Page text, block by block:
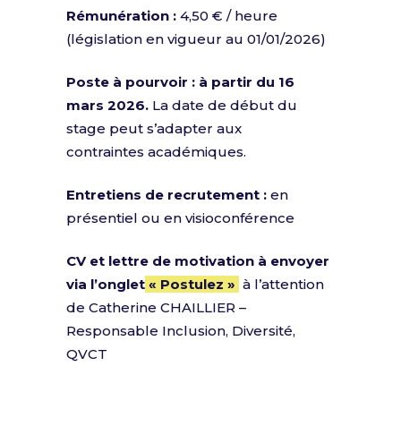
Rémunération : 4,50 € / heure
(législation en vigueur au 01/01/2026)
Poste à pourvoir : à partir du 16
mars 2026. La date de début du
stage peut s’adapter aux
contraintes académiques.
Entretiens de recrutement : en
présentiel ou en visioconférence
CV et lettre de motivation à envoyer
via l’onglet « Postulez » à l’attention
de Catherine CHAILLIER –
Responsable Inclusion, Diversité,
QVCT